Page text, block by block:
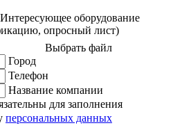
Интересующее оборудование
опросный лист)
Выбрать файл
Город
Телефон
Название компании
для заполнения
персональных данных